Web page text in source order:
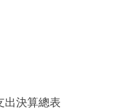
決算總表